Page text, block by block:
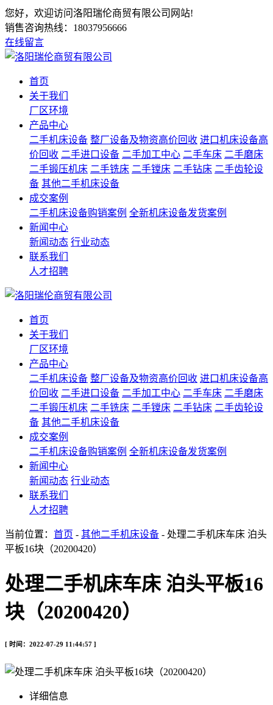
您好，欢迎访问洛阳瑞伦商贸有限公司网站!
销售咨询热线： 18037956666
在线留言
首页
关于我们
厂区环境
产品中心
二手机床设备 整厂设备及物资高价回收 进口机床设备高
价回收 二手进口设备 二手加工中心 二手车床 二手磨床
二手锻压机床 二手铣床 二手镗床 二手钻床 二手齿轮设
备 其他二手机床设备
成交案例
二手机床设备购销案例 全新机床设备发货案例
新闻中心
新闻动态 行业动态
联系我们
人才招聘
首页
关于我们
厂区环境
产品中心
二手机床设备 整厂设备及物资高价回收 进口机床设备高
价回收 二手进口设备 二手加工中心 二手车床 二手磨床
二手锻压机床 二手铣床 二手镗床 二手钻床 二手齿轮设
备 其他二手机床设备
成交案例
二手机床设备购销案例 全新机床设备发货案例
新闻中心
新闻动态 行业动态
联系我们
人才招聘
当前位置： 首页 - 其他二手机床设备 - 处理二手机床车床 泊头
平板16块（20200420）
处理二手机床车床 泊头平板16
块（20200420）
[ 时间：2022-07-29 11:44:57 ]
详细信息